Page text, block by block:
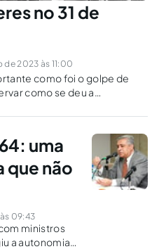
no 31 de
2023 às 11:00
como foi o golpe de
como se deu a
uma
que não
09:43
ministros
a autonomia